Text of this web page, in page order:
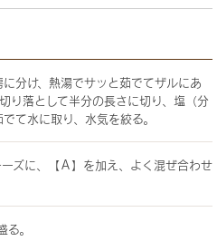
分け、熱湯でサッと茹でてザルにあ
り落として半分の長さに切り、塩（分
て水に取り、水気を絞る。
ズに、【Ａ】を加え、よく混ぜ合わせ
。